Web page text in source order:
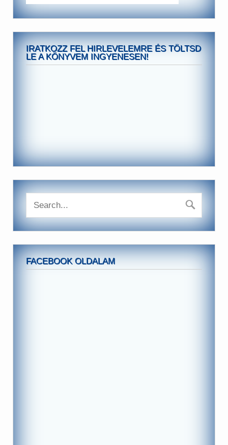
IRATKOZZ FEL HIRLEVELEMRE ÉS TÖLTSD
LE A KÖNYVEM INGYENESEN!
FACEBOOK OLDALAM